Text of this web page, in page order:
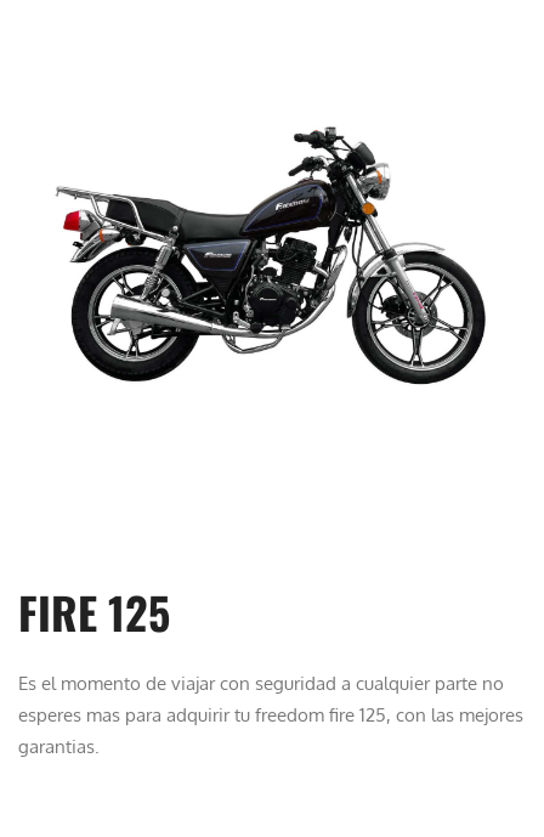
FIRE 125
Es el momento de viajar con seguridad a cualquier parte no
esperes mas para adquirir tu freedom fire 125, con las mejores
garantias.